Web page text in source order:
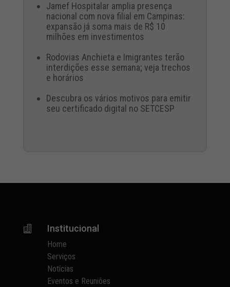
Jamef Hospitalar amplia presença
nacional com nova filial em Campinas:
expansão já soma mais de R$ 10
milhões em investimentos
Rodovias Anchieta e Imigrantes terão
interdições esse semana; veja trechos
e horários
Descubra os vários motivos para emitir
seu certificado digital no SETCESP
 Institucional
Home
Serviços
Notícias
Eventos e Reuniões